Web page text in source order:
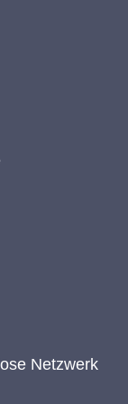
Netzwerk